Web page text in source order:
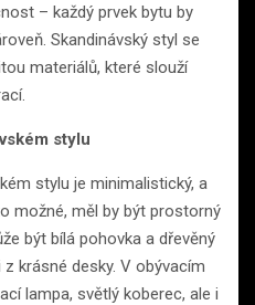
– každý prvek bytu by
Skandinávský styl se
materiálů, které slouží
stylu
stylu je minimalistický, a
možné, měl by být prostorný
být bílá pohovka a dřevěný
krásné desky. V obývacím
lampa, světlý koberec, ale i